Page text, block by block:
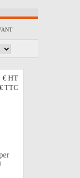
€HT
TTC